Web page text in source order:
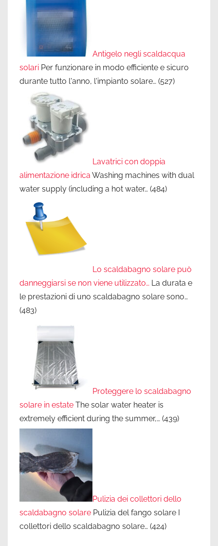
Antigelo negli scaldacqua
solari Per funzionare in modo efficiente e sicuro
durante tutto l'anno, l'impianto solare… (527)
Lavatrici con doppia
alimentazione idrica Washing machines with dual
water supply (including a hot water… (484)
Lo scaldabagno solare può
danneggiarsi se non viene utilizzato… La durata e
le prestazioni di uno scaldabagno solare sono…
(483)
Proteggere lo scaldabagno
solare in estate The solar water heater is
extremely efficient during the summer,… (439)
Pulizia dei collettori dello
scaldabagno solare Pulizia del fango solare I
collettori dello scaldabagno solare… (424)